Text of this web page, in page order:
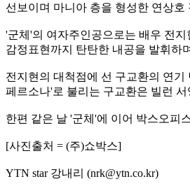
선보이며 마니아 층을 형성한 연상호
'군체'의 여자주인공으로는 배우 전
감정표현까지 탄탄한 내공을 발휘하
전지현의 대척점에 선 구교환의 연
페르소나'로 불리는 구교환은 빌런
한편 같은 날 '군체'에 이어 박스오피
[사진출처 = (주)쇼박스]
YTN star 강내리 (nrk@ytn.co.kr)